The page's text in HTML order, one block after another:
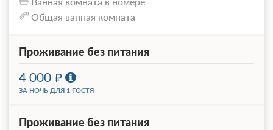
Общая ванная комната
Проживание без питания
4 000
ЗА НОЧЬ ДЛЯ 1 ГОСТЯ
Проживание без питания